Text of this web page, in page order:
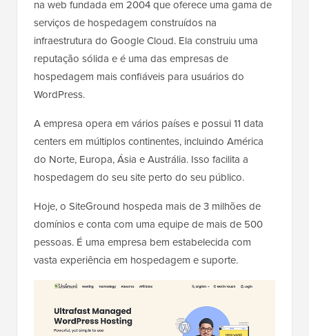
na web fundada em 2004 que oferece uma gama de
serviços de hospedagem construídos na
infraestrutura do Google Cloud. Ela construiu uma
reputação sólida e é uma das empresas de
hospedagem mais confiáveis para usuários do
WordPress.
A empresa opera em vários países e possui 11 data
centers em múltiplos continentes, incluindo América
do Norte, Europa, Ásia e Austrália. Isso facilita a
hospedagem do seu site perto do seu público.
Hoje, o SiteGround hospeda mais de 3 milhões de
domínios e conta com uma equipe de mais de 500
pessoas. É uma empresa bem estabelecida com
vasta experiência em hospedagem e suporte.